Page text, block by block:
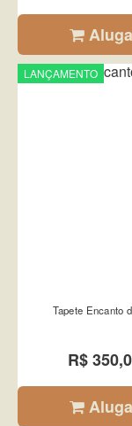
LANÇAMENTO
Tapete Encanto
R$